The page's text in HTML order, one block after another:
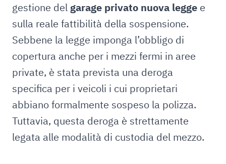
gestione del garage privato nuova legge e
sulla reale fattibilità della sospensione.
Sebbene la legge imponga l’obbligo di
copertura anche per i mezzi fermi in aree
private, è stata prevista una deroga
specifica per i veicoli i cui proprietari
abbiano formalmente sospeso la polizza.
Tuttavia, questa deroga è strettamente
legata alle modalità di custodia del mezzo.